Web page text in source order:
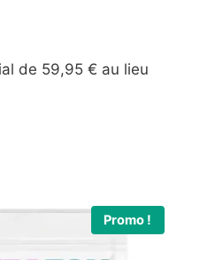
de 59,95 € au lieu
Promo !